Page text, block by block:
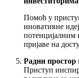
Помоћ у
иновативне
потенцијалним
пријаве на
Радни простор
Приступ